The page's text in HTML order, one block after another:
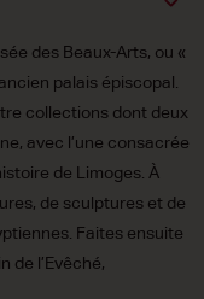
des Beaux-Arts, ou «
palais épiscopal.
collections dont deux
avec l’une consacrée
de Limoges. À
de sculptures et de
Faites ensuite
de l’Evêché,